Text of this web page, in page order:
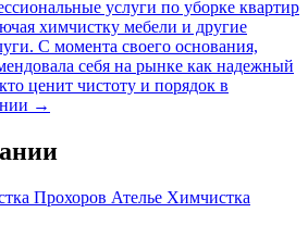
услуги по уборке квартир
химчистку мебели и другие
С момента своего основания,
себя на рынке как надежный
ценит чистоту и порядок в
→
Ателье Химчистка